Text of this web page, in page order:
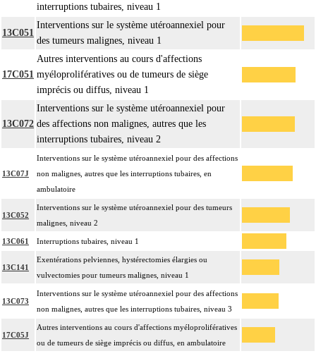
interruptions tubaires, niveau 1
13C051
Interventions sur le système utéroannexiel pour
des tumeurs malignes, niveau 1
17C051
Autres interventions au cours d'affections
myéloprolifératives ou de tumeurs de siège
imprécis ou diffus, niveau 1
13C072
Interventions sur le système utéroannexiel pour
des affections non malignes, autres que les
interruptions tubaires, niveau 2
13C07J
Interventions sur le système utéroannexiel pour des affections
non malignes, autres que les interruptions tubaires, en
ambulatoire
13C052
Interventions sur le système utéroannexiel pour des tumeurs
malignes, niveau 2
13C061 Interruptions tubaires, niveau 1
13C141
Exentérations pelviennes, hystérectomies élargies ou
vulvectomies pour tumeurs malignes, niveau 1
13C073
Interventions sur le système utéroannexiel pour des affections
non malignes, autres que les interruptions tubaires, niveau 3
17C05J
Autres interventions au cours d'affections myéloprolifératives
ou de tumeurs de siège imprécis ou diffus, en ambulatoire